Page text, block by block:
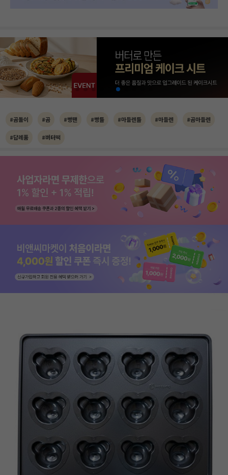
#곰돌이 #곰 #빵팬 #빵틀 #마들렌틀 #마들렌 #곰마들렌
#답례품 #버터떡